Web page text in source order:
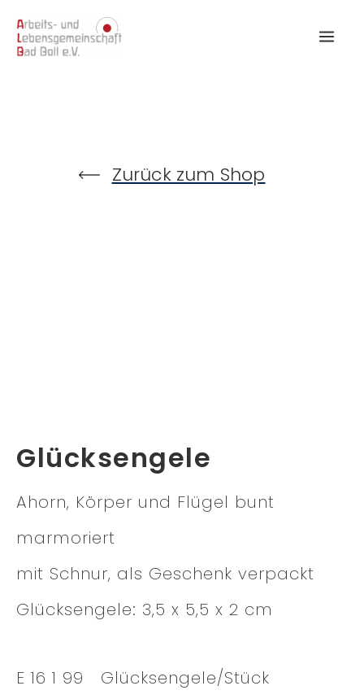
Inhalt
springen
Zurück zum Shop
Glücksengele
Ahorn, Körper und Flügel bunt
marmoriert
mit Schnur, als Geschenk verpackt
Glücksengele: 3,5 x 5,5 x 2 cm
E 16 1 99 Glücksengele/Stück